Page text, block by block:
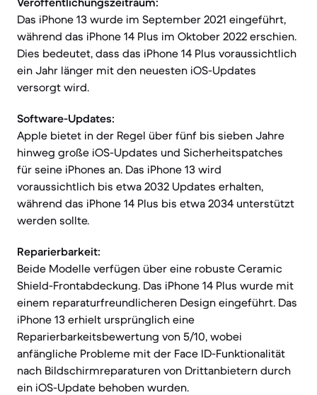
Das iPhone 13 wurde im September 2021 eingeführt,
während das iPhone 14 Plus im Oktober 2022 erschien.
Dies bedeutet, dass das iPhone 14 Plus voraussichtlich
ein Jahr länger mit den neuesten iOS-Updates
versorgt wird.
Software-Updates:
Apple bietet in der Regel über fünf bis sieben Jahre
hinweg große iOS-Updates und Sicherheitspatches
für seine iPhones an. Das iPhone 13 wird
voraussichtlich bis etwa 2032 Updates erhalten,
während das iPhone 14 Plus bis etwa 2034 unterstützt
werden sollte.
Reparierbarkeit:
Beide Modelle verfügen über eine robuste Ceramic
Shield-Frontabdeckung. Das iPhone 14 Plus wurde mit
einem reparaturfreundlicheren Design eingeführt. Das
iPhone 13 erhielt ursprünglich eine
Reparierbarkeitsbewertung von 5/10, wobei
anfängliche Probleme mit der Face ID-Funktionalität
nach Bildschirmreparaturen von Drittanbietern durch
ein iOS-Update behoben wurden.